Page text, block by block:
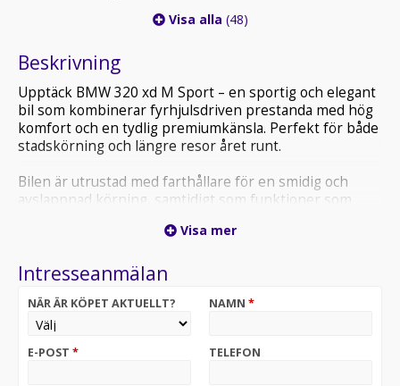
Visa alla (48)
Beskrivning
Upptäck BMW 320 xd M Sport – en sportig och elegant
bil som kombinerar fyrhjulsdriven prestanda med hög
komfort och en tydlig premiumkänsla. Perfekt för både
stadskörning och längre resor året runt.
Bilen är utrustad med farthållare för en smidig och
avslappnad körning, samtidigt som funktioner som
sportratt och exklusiva skinnstolar ger en dynamisk
alltid hitta rätt, medan sätesvärme fram ger extra
komfort under kallare dagar. De tonade rutorna bidrar
Visa mer
Intresseanmälan
NÄR ÄR KÖPET AKTUELLT? NAMN *
E-POST * TELEFON